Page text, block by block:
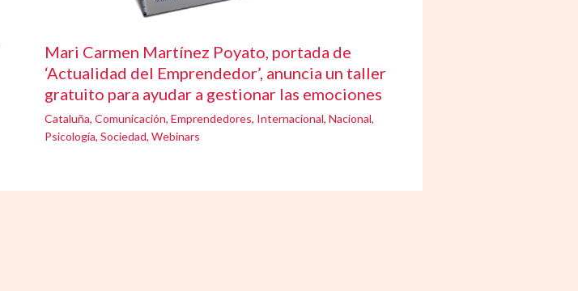
Mari Carmen Martínez Poyato, portada de
‘Actualidad del Emprendedor’, anuncia un taller
gratuito para ayudar a gestionar las emociones
Cataluña, Comunicación, Emprendedores, Internacional, Nacional,
Psicología, Sociedad, Webinars